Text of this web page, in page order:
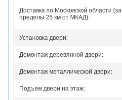
Доставка по Московской области (за
пределы 25 км от МКАД):
Установка двери:
Демонтаж деревянной двери:
Демонтаж металлической двери:
Подъем двери на этаж: